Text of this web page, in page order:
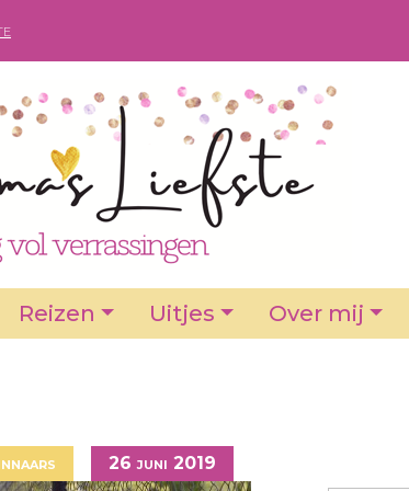
Reizen Uitjes Over mij
26 juni 2019